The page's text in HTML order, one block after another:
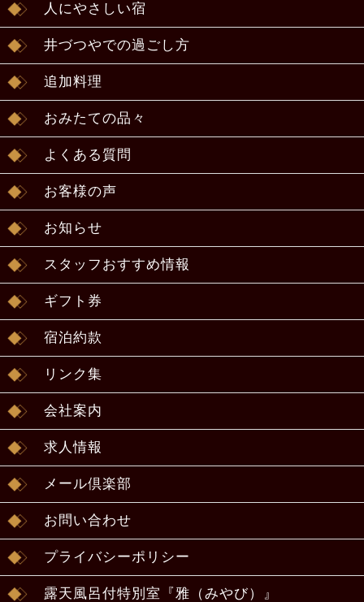
人にやさしい宿
井づつやでの過ごし方
追加料理
おみたての品々
よくある質問
お客様の声
お知らせ
スタッフおすすめ情報
ギフト券
宿泊約款
リンク集
会社案内
求人情報
メール倶楽部
お問い合わせ
プライバシーポリシー
露天風呂付特別室『雅（みやび）』